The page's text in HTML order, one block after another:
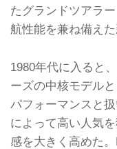
たグランドツアラ
航性能を兼ね備え
1980年代に入ると
ーズの中核モデル
パフォーマンスと
によって高い人気
感を大きく高めた